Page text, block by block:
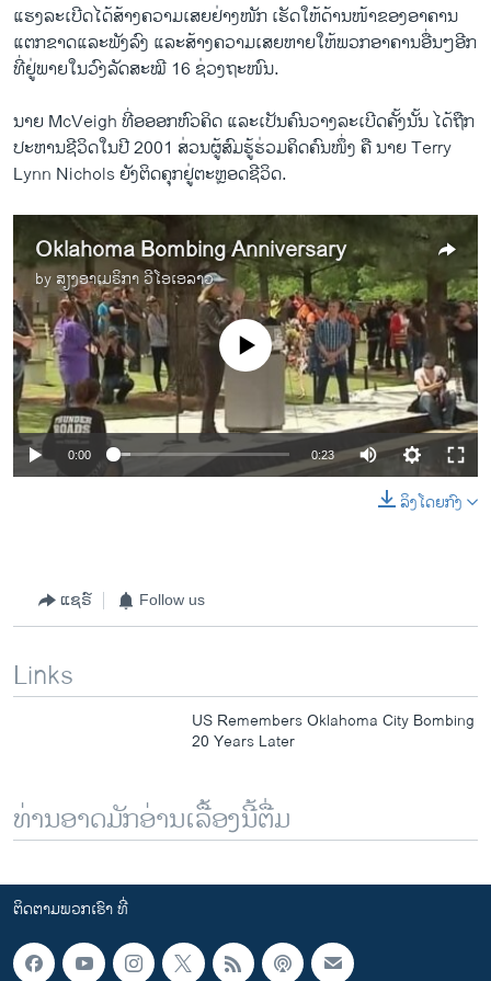
​ແຮງລະ​ເບີດໄດ້​ສ້າງ​ຄວາມ​ເສຍ​ຢ່າງ​ໜັກ ​ເຮັດ​ໃຫ້​ດ້ານ​ໜ້າ​ຂອງ​ອາຄານ ​
ແຕກ​ຂາດ​ແລະ​ພັງ​ລົງ ​ແລະ​ສ້າງ​ຄວາມ​ເສຍ​ຫາຍ​ໃຫ້​ພວກ​ອາຄານ​ອື່ນໆ​ອີກ​
ທີ່ຢູ່ພາຍ​ໃນ​ວົງ​ລັດສະໝີ 16 ຊ່ວງ​ຖະໜົນ.
ນາຍ McVeigh ທີ່​ອອອກ​ຫົວຄິດ ​ແລະເປັນ​ຄົນວາງ​ລະ​ເບີດ​ຄັ້ງນັ້ນ ​ໄດ້​ຖືກ​
ປະຫານ​ຊີວິດ​ໃນ​ປີ 2001 ​ສ່ວນ​ຜູ້​ສົມຮູ້​ຮ່ວມ​ຄິດຄົນ​ໜຶ່ງ ​ຄື ນາຍ Terry
Lynn Nichols ຍັງ​ຕິດ​ຄຸກ​ຢູ່​ຕະຫຼອດ​ຊີວິດ.
Oklahoma Bombing Anniversary
by ສຽງອາເມຣິກາ ວີໂອເອລາວ
No media source currently available
0:00 0:23
ລິງໂດຍກົງ
ແຊຣ໌ Follow us
Links
US Remembers Oklahoma City Bombing
20 Years Later
ທ່ານອາດມັກອ່ານເລື້ອງນີ້ຕື່ມ
ຕິດຕາມພວກເຮົາ ທີ່